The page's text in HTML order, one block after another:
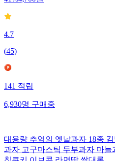
41%4,700원
4.7
(45)
141적립
6,930명구매중
대용량 추억의 옛날과자 18종
과자 고구마스틱 두부과자 마